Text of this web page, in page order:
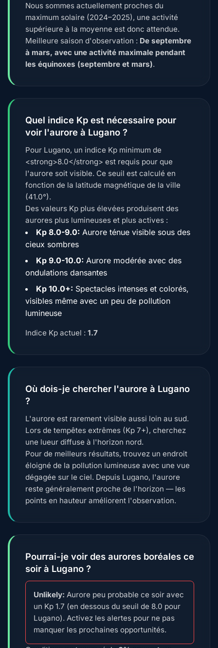
Nous sommes actuellement proches du
maximum solaire (2024–2025), une activité
supérieure à la moyenne est donc attendue.
Meilleure saison d'observation : De septembre
à mars, avec une activité maximale pendant
les équinoxes (septembre et mars).
Quel indice Kp est nécessaire pour
voir l'aurore à Lugano ?
Pour Lugano, un indice Kp minimum de
<strong>8.0</strong> est requis pour que
l'aurore soit visible. Ce seuil est calculé en
fonction de la latitude magnétique de la ville
(41.0°).
Des valeurs Kp plus élevées produisent des
aurores plus lumineuses et plus actives :
Kp 8.0-9.0: Aurore ténue visible sous des
cieux sombres
Kp 9.0-10.0: Aurore modérée avec des
ondulations dansantes
Kp 10.0+: Spectacles intenses et colorés,
visibles même avec un peu de pollution
lumineuse
Indice Kp actuel : 1.7
Où dois-je chercher l'aurore à Lugano
?
L'aurore est rarement visible aussi loin au sud.
Lors de tempêtes extrêmes (Kp 7+), cherchez
une lueur diffuse à l'horizon nord.
Pour de meilleurs résultats, trouvez un endroit
éloigné de la pollution lumineuse avec une vue
dégagée sur le ciel. Depuis Lugano, l'aurore
reste généralement proche de l'horizon — les
points en hauteur améliorent l'observation.
Pourrai-je voir des aurores boréales ce
soir à Lugano ?
Unlikely: Aurore peu probable ce soir avec
un Kp 1.7 (en dessous du seuil de 8.0 pour
Lugano). Activez les alertes pour ne pas
manquer les prochaines opportunités.